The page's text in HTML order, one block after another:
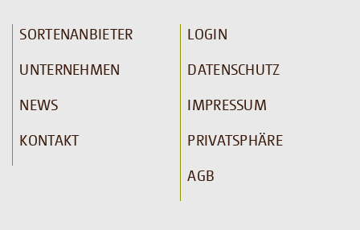
SORTENANBIETER
UNTERNEHMEN
NEWS
KONTAKT
LOGIN
DATENSCHUTZ
IMPRESSUM
PRIVATSPHÄRE
AGB